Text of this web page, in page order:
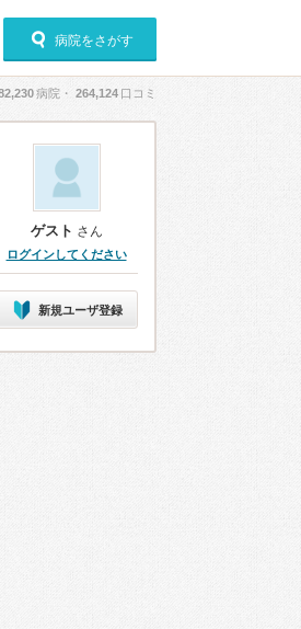
病院をさがす
病院・ 264,124 口コミ
ゲスト さん
ログインしてください
新規ユーザ登録